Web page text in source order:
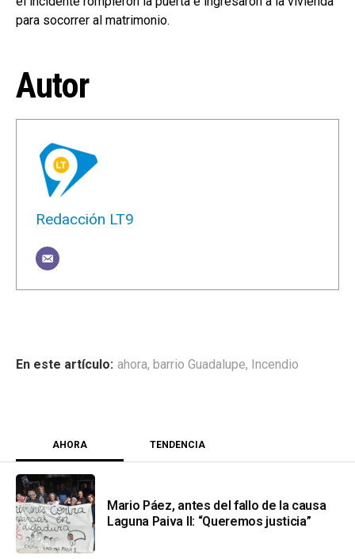
para socorrer al matrimonio.
Autor
Redacción LT9
ahora, barrio Guadalupe, Incendio
AHORA TENDENCIA
Mario Páez, antes del fallo de la causa
Laguna Paiva II: “Queremos justicia”